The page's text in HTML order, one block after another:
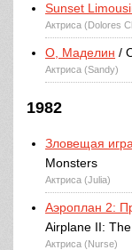
Sunset
Актриса (Dolores
О, Маделин /
Актриса (Sandy)
1982
Зловещая игра
Monsters
Актриса (Julia)
Аэроплан 2:
Airplane II:
Актриса (Nurse)